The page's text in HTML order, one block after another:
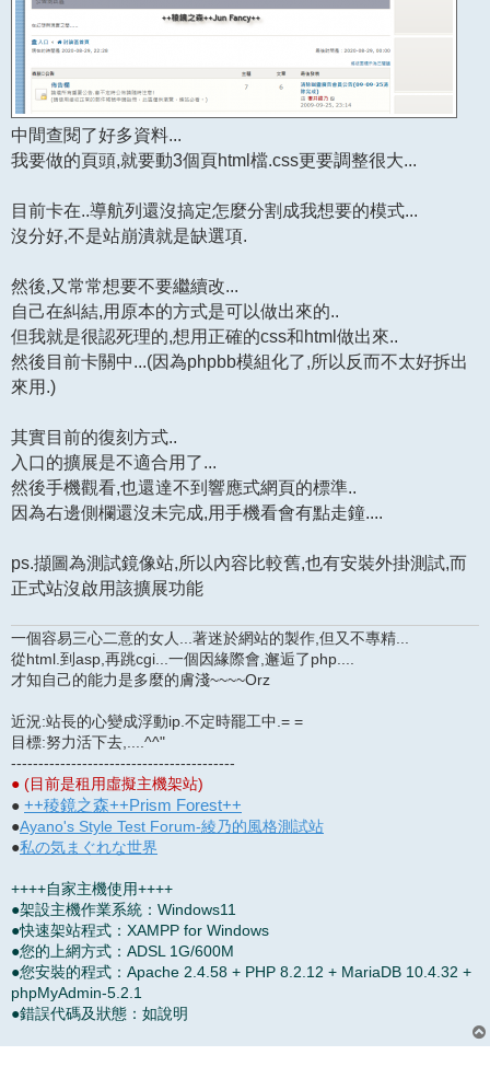
中間查閱了好多資料...
我要做的頁頭,就要動3個頁html檔.css更要調整很大...
目前卡在..導航列還沒搞定怎麼分割成我想要的模式...
沒分好,不是站崩潰就是缺選項.
然後,又常常想要不要繼續改...
自己在糾結,用原本的方式是可以做出來的..
但我就是很認死理的,想用正確的css和html做出來..
然後目前卡關中...(因為phpbb模組化了,所以反而不太好拆出
來用.)
其實目前的復刻方式..
入口的擴展是不適合用了...
然後手機觀看,也還達不到響應式網頁的標準..
因為右邊側欄還沒未完成,用手機看會有點走鐘....
ps.擷圖為測試鏡像站,所以內容比較舊,也有安裝外掛測試,而
正式站沒啟用該擴展功能
一個容易三心二意的女人...著迷於網站的製作,但又不專精...
從html.到asp,再跳cgi...一個因緣際會,邂逅了php....
才知自己的能力是多麼的膚淺~~~~Orz
近況:站長的心變成浮動ip.不定時罷工中.= =
目標:努力活下去,....^^"
-----------------------------------------
● (目前是租用虛擬主機架站)
● ++稜鏡之森++Prism Forest++
●Ayano's Style Test Forum-綾乃的風格測試站
●私の気まぐれな世界
++++自家主機使用++++
●架設主機作業系統：Windows11
●快速架站程式：XAMPP for Windows
●您的上網方式：ADSL 1G/600M
●您安裝的程式：Apache 2.4.58 + PHP 8.2.12 + MariaDB 10.4.32 +
phpMyAdmin-5.2.1
●錯誤代碼及狀態：如說明